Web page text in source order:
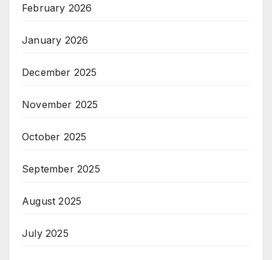
February 2026
January 2026
December 2025
November 2025
October 2025
September 2025
August 2025
July 2025